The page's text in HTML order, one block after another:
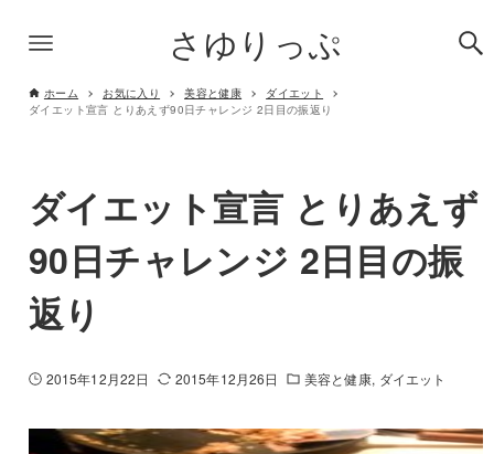
さゆりっぷ
ホーム お気に入り 美容と健康
ダイエット
ダイエット宣言 とりあえず90日チャレンジ 2日目の振返り
ダイエット宣言 とりあえず
90日チャレンジ 2日目の振
返り
2015年12月22日 2015年12月26日 美容と健康 ダイエット